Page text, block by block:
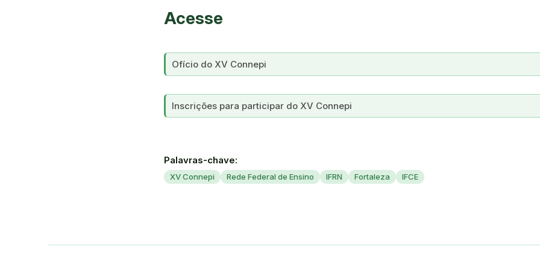
Acesse
Ofício do XV Connepi
Inscrições para participar do XV Connepi
Palavras-chave:
XV Connepi Rede Federal de Ensino IFRN Fortaleza IFCE